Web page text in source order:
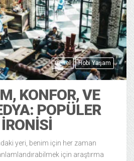
Genel Hobi Yaşam
KONFOR, VE
POPÜLER
yeri, benim için her zaman
için araştırma